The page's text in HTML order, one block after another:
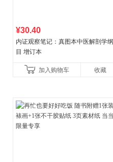
¥30.40
内证观察笔记：真图本中医解剖学纲
目 增订本
加入购物车 收藏